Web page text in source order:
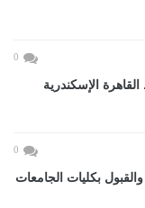
0
الإسكندرية
0
التقدم والقبول بكليات الجامعات